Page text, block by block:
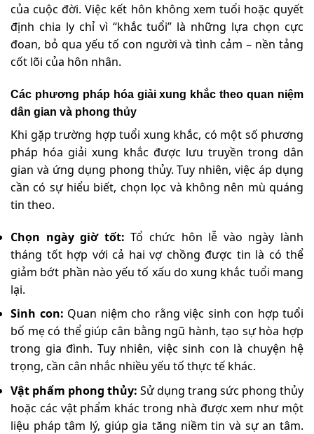
của cuộc đời. Việc kết hôn không xem tuổi hoặc quyết
định chia ly chỉ vì “khắc tuổi” là những lựa chọn cực
đoan, bỏ qua yếu tố con người và tình cảm – nền tảng
cốt lõi của hôn nhân.
Các phương pháp hóa giải xung khắc theo quan niệm
dân gian và phong thủy
Khi gặp trường hợp tuổi xung khắc, có một số phương
pháp hóa giải xung khắc được lưu truyền trong dân
gian và ứng dụng phong thủy. Tuy nhiên, việc áp dụng
cần có sự hiểu biết, chọn lọc và không nên mù quáng
tin theo.
Chọn ngày giờ tốt: Tổ chức hôn lễ vào ngày lành
tháng tốt hợp với cả hai vợ chồng được tin là có thể
giảm bớt phần nào yếu tố xấu do xung khắc tuổi mang
lại.
Sinh con: Quan niệm cho rằng việc sinh con hợp tuổi
bố mẹ có thể giúp cân bằng ngũ hành, tạo sự hòa hợp
trong gia đình. Tuy nhiên, việc sinh con là chuyện hệ
trọng, cần cân nhắc nhiều yếu tố thực tế khác.
Vật phẩm phong thủy: Sử dụng trang sức phong thủy
hoặc các vật phẩm khác trong nhà được xem như một
liệu pháp tâm lý, giúp gia tăng niềm tin và sự an tâm.